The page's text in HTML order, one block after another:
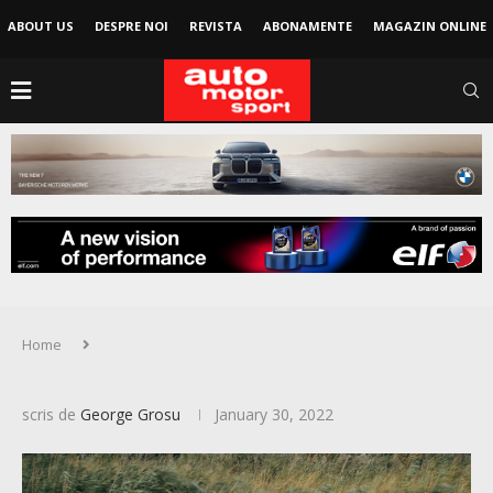
ABOUT US DESPRE NOI REVISTA ABONAMENTE MAGAZIN ONLINE
Home
scris de George Grosu January 30, 2022